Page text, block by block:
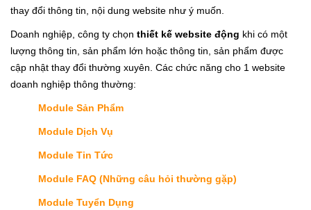
thay đổi thông tin, nội dung website như ý muốn.
Doanh nghiệp, công ty chọn thiết kế website động khi có một
lượng thông tin, sản phẩm lớn hoặc thông tin, sản phẩm được
cập nhật thay đổi thường xuyên. Các chức năng cho 1 website
doanh nghiệp thông thường:
Module Sản Phẩm
Module Dịch Vụ
Module Tin Tức
Module FAQ (Những câu hỏi thường gặp)
Module Tuyển Dụng